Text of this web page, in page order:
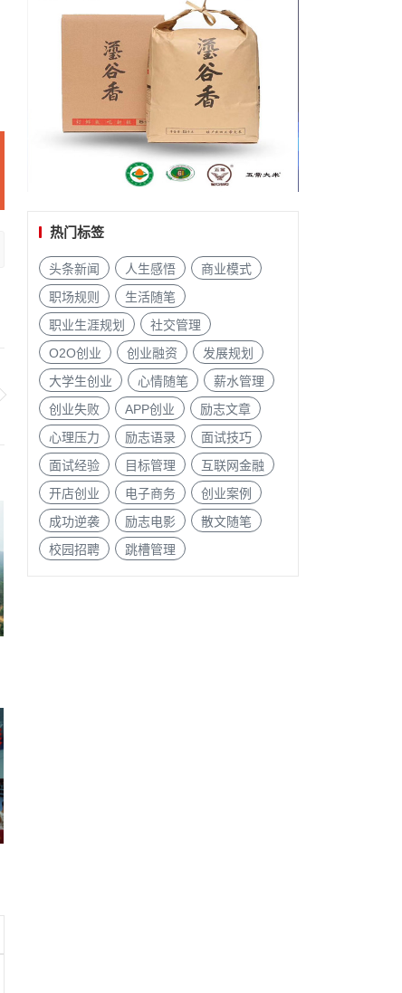
热门标签
头条新闻 人生感悟
商业模式
职场规则
生活随笔
职业生涯规划
社交管理
O2O创业
创业融资
发展规划
大学生创业
心情随笔
薪水管理
创业失败
APP创业
励志文章
心理压力
励志语录
面试技巧
面试经验
目标管理
互联网金融
开店创业
电子商务
创业案例
成功逆袭
励志电影
散文随笔
校园招聘
跳槽管理